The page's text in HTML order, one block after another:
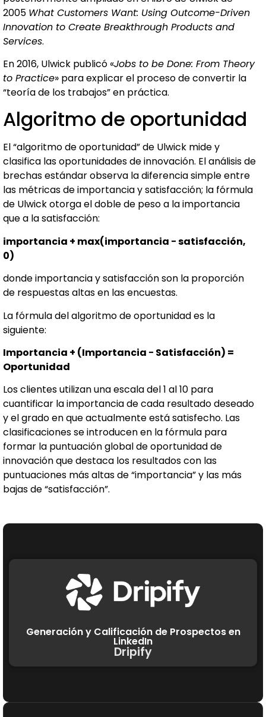
2005 What Customers Want: Using Outcome-Driven
Innovation to Create Breakthrough Products and
Services.
En 2016, Ulwick publicó «Jobs to be Done: From Theory
to Practice» para explicar el proceso de convertir la
“teoría de los trabajos” en práctica.
Algoritmo de oportunidad
El “algoritmo de oportunidad” de Ulwick mide y
clasifica las oportunidades de innovación. El análisis de
brechas estándar observa la diferencia simple entre
las métricas de importancia y satisfacción; la fórmula
de Ulwick otorga el doble de peso a la importancia
que a la satisfacción:
importancia + max(importancia − satisfacción,
0)
donde importancia y satisfacción son la proporción
de respuestas altas en las encuestas.
La fórmula del algoritmo de oportunidad es la
siguiente:
Importancia + (Importancia − Satisfacción) =
Oportunidad
Los clientes utilizan una escala del 1 al 10 para
cuantificar la importancia de cada resultado deseado
y el grado en que actualmente está satisfecho. Las
clasificaciones se introducen en la fórmula para
formar la puntuación global de oportunidad de
innovación que destaca los resultados con las
puntuaciones más altas de “importancia” y las más
bajas de “satisfacción”.
Generación y Calificación de Prospectos en
LinkedIn
Dripify